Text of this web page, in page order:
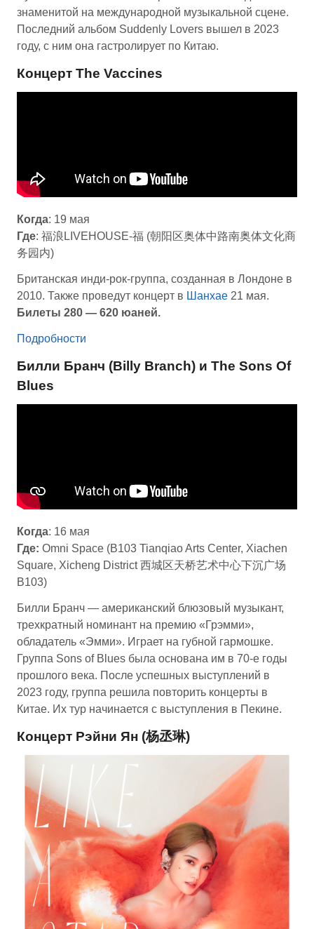
знаменитой на международной музыкальной сцене.
Последний альбом Suddenly Lovers вышел в 2023
году, с ним она гастролирует по Китаю.
Концерт The Vaccines
Когда: 19 мая
Где: 福浪LIVEHOUSE-福 (朝阳区奥体中路南奥体文化商
务园内)
Британская инди-рок-группа, созданная в Лондонe в
2010. Также проведут концерт в Шанхае 21 мая.
Билеты 280 — 620 юаней.
Подробности
Билли Бранч (Billy Branch) и The Sons Of
Blues
Когда: 16 мая
Где: Omni Space (B103 Tianqiao Arts Center, Xiachen
Square, Xicheng District 西城区天桥艺术中心下沉广场
B103)
Билли Бранч — американский блюзовый музыкант,
трехкратный номинант на премию «Грэмми»,
обладатель «Эмми». Играет на губной гармошке.
Группа Sons of Blues была основана им в 70-е годы
прошлого века. После успешных выступлений в
2023 году, группа решила повторить концерты в
Китае. Их тур начинается с выступления в Пекине.
Концерт Рэйни Ян (杨丞琳)